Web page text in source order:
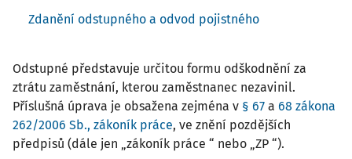
Zdanění odstupného a odvod pojistného
Odstupné představuje určitou formu odškodnění za
ztrátu zaměstnání, kterou zaměstnanec nezavinil.
Příslušná úprava je obsažena zejména v § 67 a 68 zákona
262/2006 Sb., zákoník práce, ve znění pozdějších
předpisů (dále jen „zákoník práce “ nebo „ZP “).